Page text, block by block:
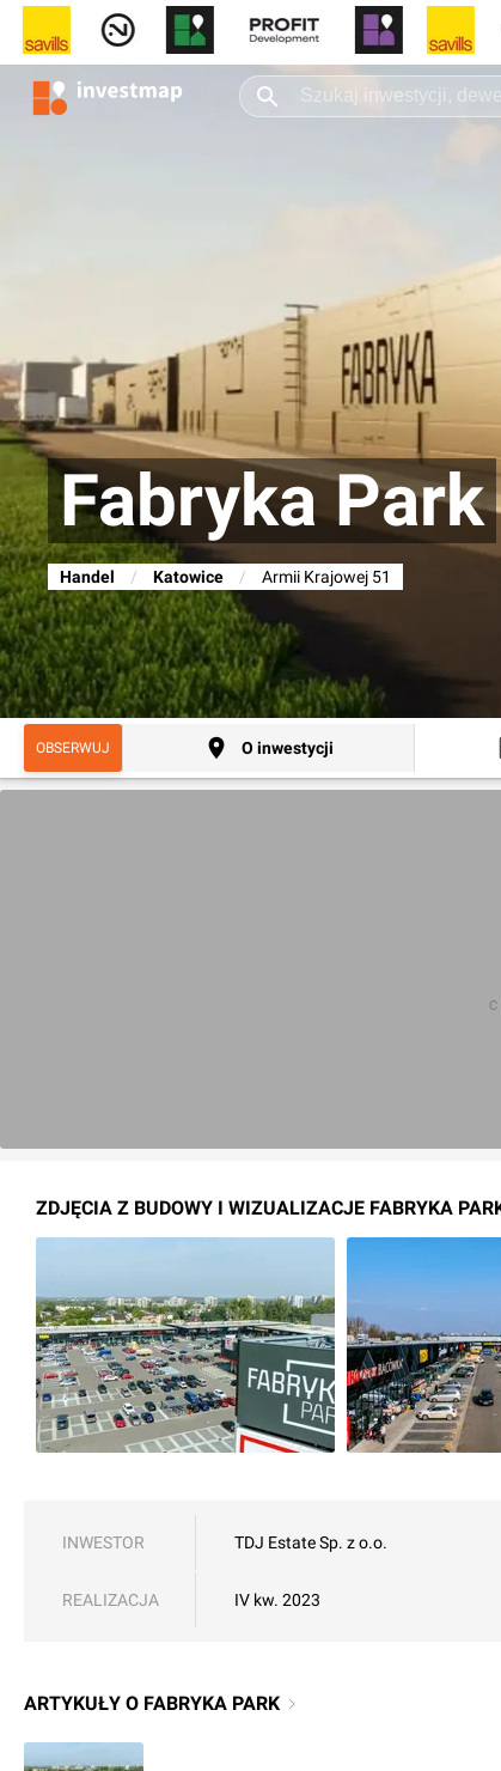
Fabryka Park
Handel / Katowice / Armii Krajowej 51
OBSERWUJ O inwestycji
ZDJĘCIA Z BUDOWY I WIZUALIZACJE FABRYKA
INWESTOR TDJ Estate Sp. z o.o.
REALIZACJA IV kw. 2023
ARTYKUŁY O FABRYKA PARK